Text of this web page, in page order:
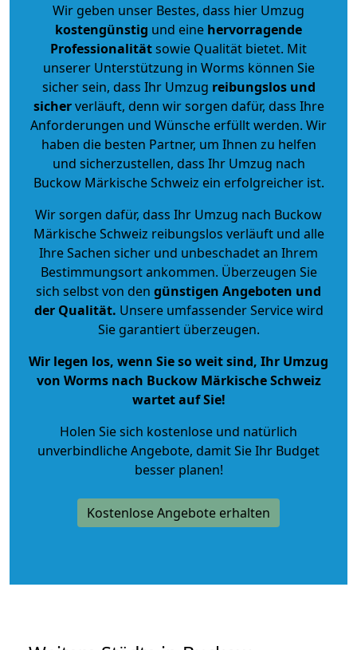
Wir geben unser Bestes, dass hier Umzug
kostengünstig und eine hervorragende
Professionalitätsowie Qualität bietet. Mit
unserer Unterstützung in Worms können Sie
sicher sein, dass Ihr Umzug reibungslos und
sicherverläuft, denn wir sorgen dafür, dass Ihre
Anforderungen und Wünsche erfüllt werden. Wir
haben die besten Partner, um Ihnen zu helfen
und sicherzustellen, dass Ihr Umzug nach
Buckow Märkische Schweiz ein erfolgreicher ist.
Wir sorgen dafür, dass Ihr Umzug nach Buckow
Märkische Schweiz reibungslos verläuft und alle
Ihre Sachen sicher und unbeschadet an Ihrem
Bestimmungsort ankommen. Überzeugen Sie
sich selbst von den günstigen Angeboten und
der Qualität. Unsere umfassender Service wird
Sie garantiert überzeugen.
Wir legen los, wenn Sie so weit sind, Ihr Umzug
von Worms nach Buckow Märkische Schweiz
wartet auf Sie!
Holen Sie sich kostenlose und natürlich
unverbindliche Angebote, damit Sie Ihr Budget
besser planen!
Kostenlose Angebote erhalten